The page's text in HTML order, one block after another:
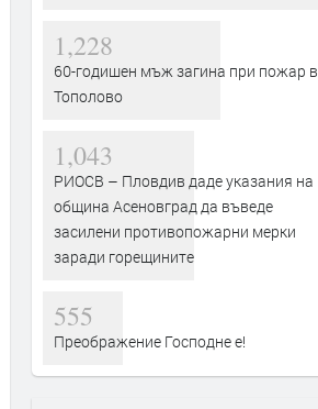
1,228
60-годишен мъж загина при пожар в
Тополово
1,043
РИОСВ – Пловдив даде указания на
община Асеновград да въведе
засилени противопожарни мерки
заради горещините
555
Преображение Господне е!